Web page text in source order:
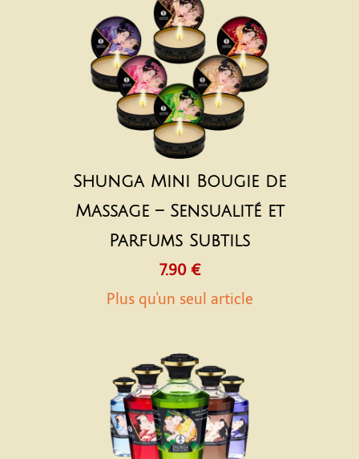
Shunga Mini Bougie de
Massage – Sensualité et
Parfums Subtils
7.90 €
Plus qu'un seul article